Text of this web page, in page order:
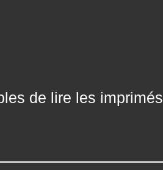
de lire les imprimés